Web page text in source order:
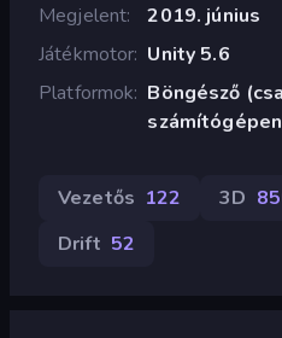
Megjelent
2019. június
Játékmotor Unity 5.6
Platformok Böngésző
Vezetős 122 3D
Drift 52